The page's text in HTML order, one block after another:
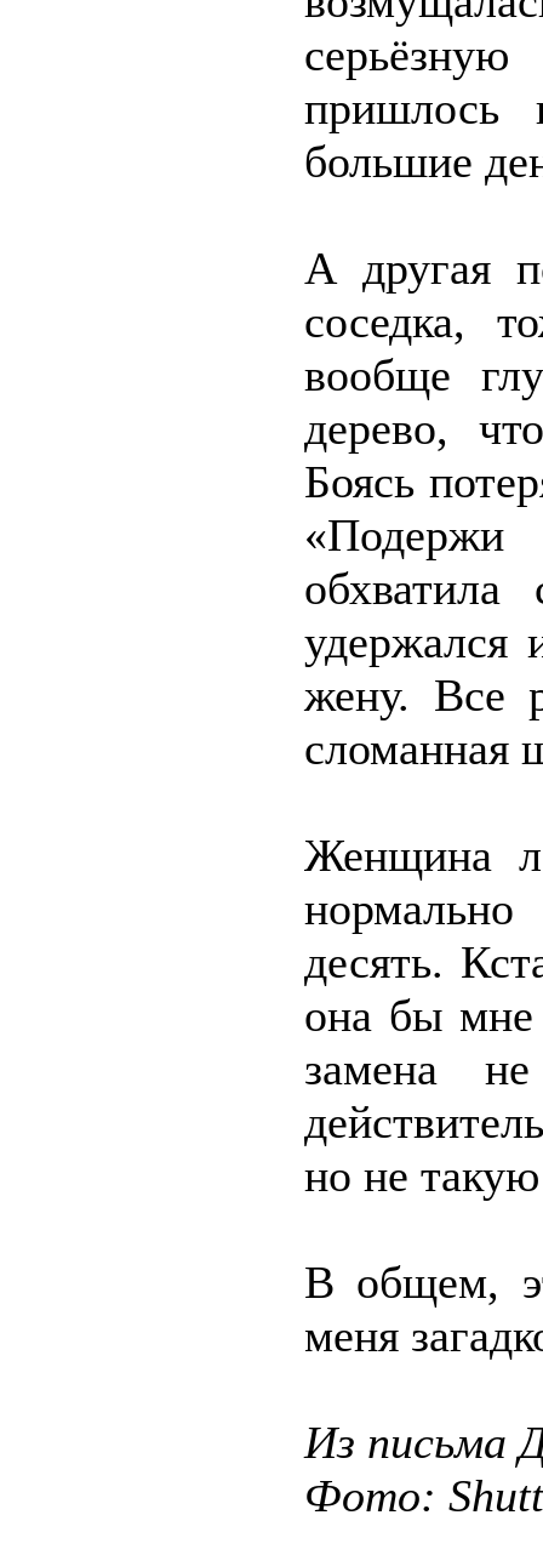
пришлось
большие
А другая
соседка,
вообще
дерево,
Боясь
«Подержи
удержался
жену. Все
сломанная
Женщина
десять.
она бы мне
замена
но не
В общем,
меня
Из письма
Фото: